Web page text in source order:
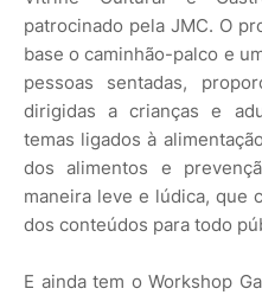
patrocinado pela JMC. O
base o caminhão-palco e
pessoas sentadas,
dirigidas a crianças e
temas ligados à
dos alimentos e
maneira leve e lúdica, que
dos conteúdos para todo
E ainda tem o Workshop